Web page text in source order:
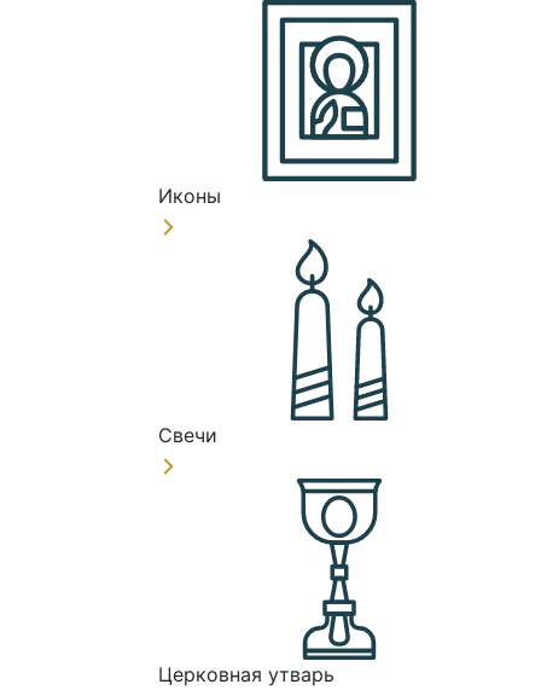
Иконы
Свечи
Церковная утварь